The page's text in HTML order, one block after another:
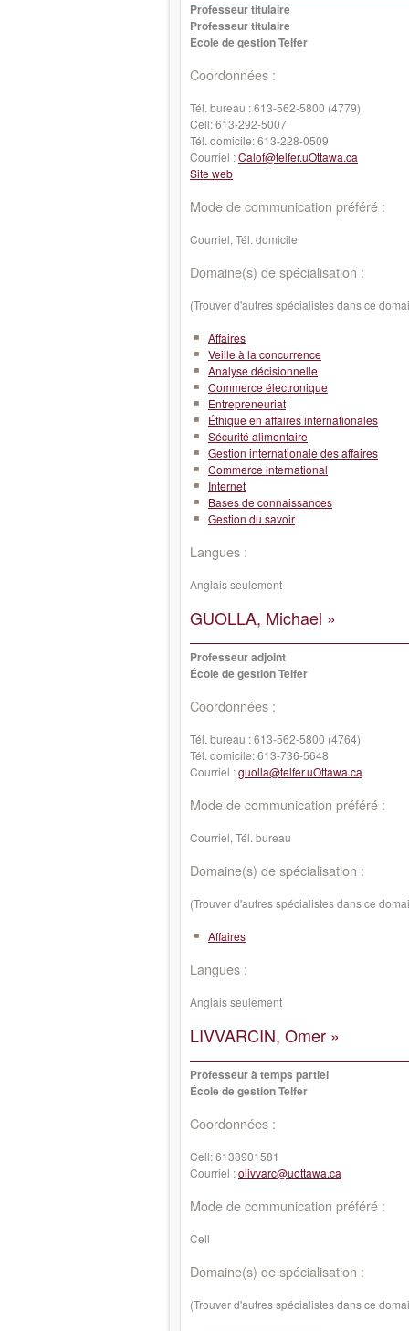
Professeur titulaire
Professeur titulaire
École de gestion Telfer
Coordonnées :
Tél. bureau :613-562-5800 (4779)
Cell:613-292-5007
Tél. domicile:613-228-0509
Courriel :Calof@telfer.uOttawa.ca
Site web
Mode de communication préféré :
Courriel, Tél. domicile
Domaine(s) de spécialisation :
(Trouver d'autres spécialistes dans ce
Affaires
Veille à la concurrence
Analyse décisionnelle
Commerce électronique
Entrepreneuriat
Éthique en affaires internationales
Sécurité alimentaire
Gestion internationale des affaires
Commerce international
Internet
Bases de connaissances
Gestion du savoir
Langues :
Anglais seulement
GUOLLA, Michael »
Professeur adjoint
École de gestion Telfer
Coordonnées :
Tél. bureau :613-562-5800 (4764)
Tél. domicile:613-736-5648
Courriel :guolla@telfer.uOttawa.ca
Mode de communication préféré :
Courriel, Tél. bureau
Domaine(s) de spécialisation :
(Trouver d'autres spécialistes dans ce
Affaires
Langues :
Anglais seulement
LIVVARCIN, Omer »
Professeur à temps partiel
École de gestion Telfer
Coordonnées :
Cell:6138901581
Courriel :olivvarc@uottawa.ca
Mode de communication préféré :
Cell
Domaine(s) de spécialisation :
(Trouver d'autres spécialistes dans ce